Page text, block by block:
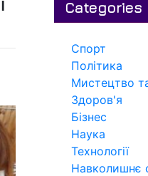
Categories
Спорт
Політика
Мистецтво
Здоров'я
Бізнес
Наука
Технології
Навколишнє